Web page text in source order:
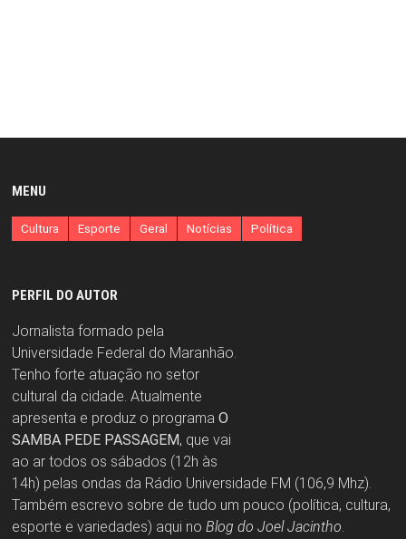
MENU
Cultura Esporte Geral Notícias Política
PERFIL DO AUTOR
Jornalista formado pela
Universidade Federal do Maranhão.
Tenho forte atuação no setor
cultural da cidade. Atualmente
apresenta e produz o programa O
SAMBA PEDE PASSAGEM, que vai
ao ar todos os sábados (12h às
14h) pelas ondas da Rádio Universidade FM (106,9 Mhz).
Também escrevo sobre de tudo um pouco (política, cultura,
esporte e variedades) aqui no Blog do Joel Jacintho.